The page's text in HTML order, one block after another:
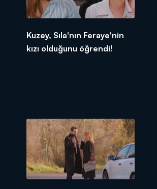
Kuzey, Sıla'nın Feraye'nin
kızı olduğunu öğrendi!